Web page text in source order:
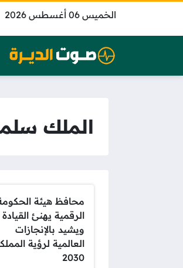
الخميس 06 أغسطس 2026
الملك
محافظ هيئة
الرقمية يهنئ القيادة
ويشيد بالإنجازات
العالمية لرؤية
2030